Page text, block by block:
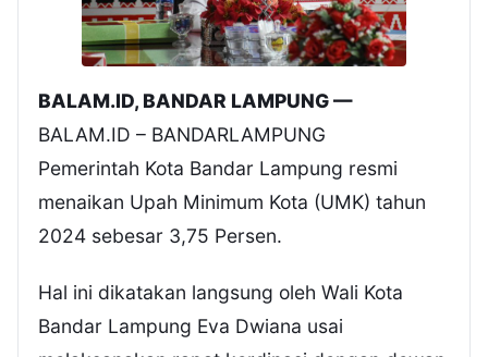
BALAM.ID, BANDAR LAMPUNG —
BALAM.ID – BANDARLAMPUNG
Pemerintah Kota Bandar Lampung resmi
menaikan Upah Minimum Kota (UMK) tahun
2024 sebesar 3,75 Persen.
Hal ini dikatakan langsung oleh Wali Kota
Bandar Lampung Eva Dwiana usai